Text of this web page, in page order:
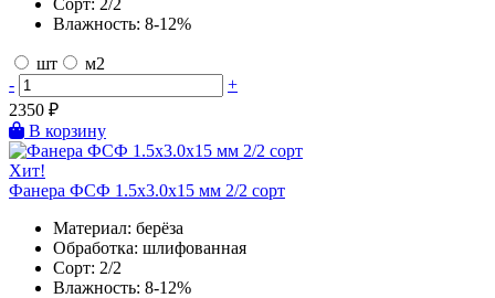
Влажность: 8-12%
шт
м2
-
+
2350 ₽
В корзину
Хит!
Фанера ФСФ 1.5х3.0х15 мм 2/2 сорт
Материал: берёза
Обработка: шлифованная
Сорт: 2/2
Влажность: 8-12%